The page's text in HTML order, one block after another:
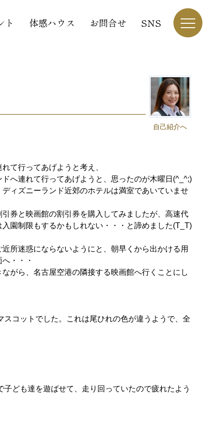
ト 体感ハウス お問合せ SNS
自己紹介へ
て行ってあげようと考え、
へ連れて行ってあげようと、思ったのが木曜日(^_^;)
ィズニーランド近郊のホテルは満室であいていませ
券と映画館の割引券を購入してみましたが、高速代
園制限もするかもしれない・・・と諦めました(T_T)
所迷惑にならないようにと、朝早くから出かける用
・・・
がら、名古屋空港の隣接する映画館へ行くことにし
コットでした。これは尾ひれの色が違うようで、全
ども達を遊ばせて、走り回っていたので疲れたよう